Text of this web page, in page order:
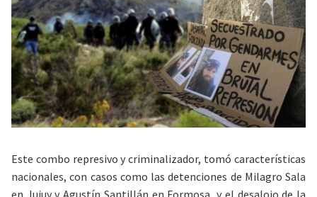
Este combo represivo y criminalizador, tomó características
nacionales, con casos como las detenciones de Milagro Sala
en Jujuy y Agustín Santillán en Formosa, y el desalojo de la